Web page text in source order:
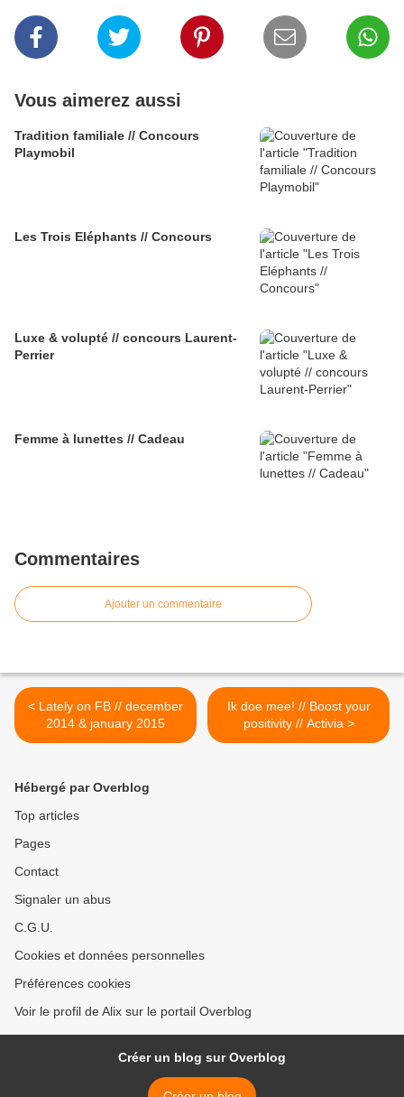
Vous aimerez aussi
Tradition familiale // Concours
Playmobil
Les Trois Eléphants // Concours
Luxe & volupté // concours Laurent-
Perrier
Femme à lunettes // Cadeau
Commentaires
Ajouter un commentaire
< Lately on FB // december
2014 & january 2015
Ik doe mee! // Boost your
positivity // Activia >
Hébergé par Overblog
Top articles
Pages
Contact
Signaler un abus
C.G.U.
Cookies et données personnelles
Préférences cookies
Voir le profil de Alix sur le portail Overblog
Créer un blog sur Overblog